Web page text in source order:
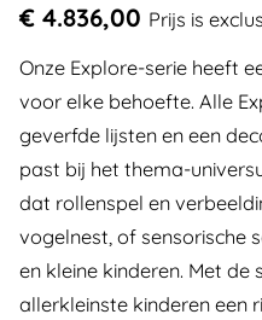
€ 4.836,00 Prijs is
Onze Explore-serie heeft
voor elke behoefte. Alle
geverfde lijsten en een
past bij het thema-
dat rollenspel en
vogelnest, of sensorische
en kleine kinderen. Met
allerkleinste kinderen een